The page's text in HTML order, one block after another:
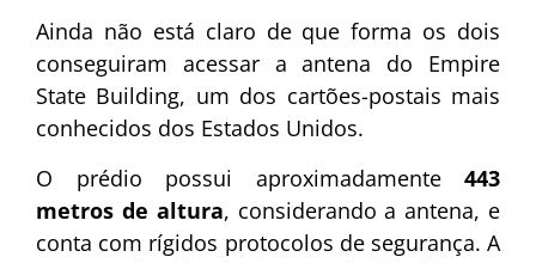
Ainda não está claro de que forma os dois
conseguiram acessar a antena do Empire
State Building, um dos cartões-postais mais
conhecidos dos Estados Unidos.
O prédio possui aproximadamente 443
metros de altura, considerando a antena, e
conta com rígidos protocolos de segurança. A